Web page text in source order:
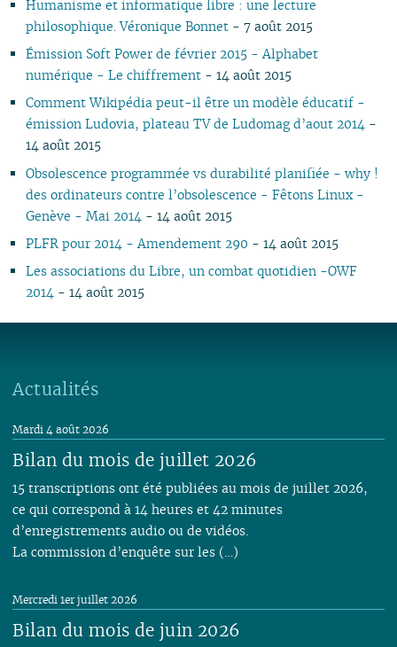
05
04
03
02
09
08
07
06
02
01
09
08
07
06
03
01
09
08
07
06
01
09
08
07
06
01
09
08
06
01
09
08
07
06
03
01
01
01
10
09
08
07
04
02
01
10
09
08
07
03
02
01
11
10
09
08
03
02
10
09
08
04
11
09
08
07
04
11
10
09
08
03
11
10
09
08
03
02
01
11
10
06
Humanisme et informatique libre : une lecture
philosophique. Véronique Bonnet- 7 août 2015
Émission Soft Power de février 2015 - Alphabet
numérique - Le chiffrement- 14 août 2015
Comment Wikipédia peut-il être un modèle éducatif -
émission Ludovia, plateau TV de Ludomag d’aout 2014-
14 août 2015
Obsolescence programmée vs durabilité planifiée - why !
des ordinateurs contre l’obsolescence - Fêtons Linux -
Genève - Mai 2014 - 14 août 2015
PLFR pour 2014 - Amendement 290 - 14 août 2015
Les associations du Libre, un combat quotidien -OWF
2014- 14 août 2015
Actualités
Bilan du mois de juillet 2026
Mardi 4 août 2026
15 transcriptions ont été publiées au mois de juillet 2026,
ce qui correspond à 14 heures et 42 minutes
d’enregistrements audio ou de vidéos.
La commission d’enquête sur les (…)
Bilan du mois de juin 2026
Mercredi 1er juillet 2026